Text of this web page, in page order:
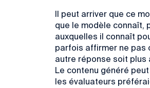
Il peut arriver que ce
que le modèle connaît,
auxquelles il connaît
parfois affirmer ne pas
autre réponse soit plus
Le contenu généré
les évaluateurs